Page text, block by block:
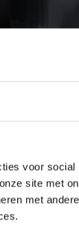
voor
site met
met